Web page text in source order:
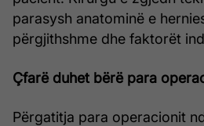
parasysh anatominë e
përgjithshme dhe faktorët
Çfarë duhet bërë para
Përgatitja para operacionit